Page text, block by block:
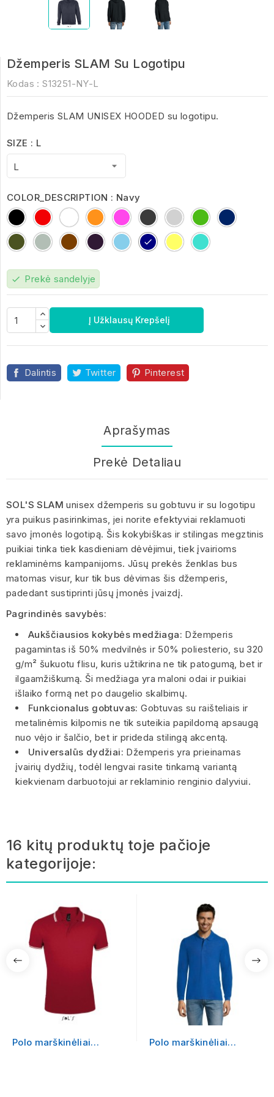
Džemperis SLAM Su Logotipu
Kodas : S13251-NY-L
Džemperis SLAM UNISEX HOODED su logotipu.
SIZE : L
COLOR_DESCRIPTION : Navy
BlackRed WhiteOrangeFuchsiaDark
Grey
Grey
Melange
kelly
green
royal
blue
army ash Chocolate
dark
purple
sky
blue
Navy LemonTurquoise
check Prekė sandelyje
Į Užklausų Krepšelį
Dalintis Twitter Pinterest
Aprašymas
Prekė Detaliau
SOL'S SLAM unisex džemperis su gobtuvu ir su logotipu
yra puikus pasirinkimas, jei norite efektyviai reklamuoti
savo įmonės logotipą. Šis kokybiškas ir stilingas megztinis
puikiai tinka tiek kasdieniam dėvėjimui, tiek įvairioms
reklaminėms kampanijoms. Jūsų prekės ženklas bus
matomas visur, kur tik bus dėvimas šis džemperis,
padedant sustiprinti jūsų įmonės įvaizdį.
Pagrindinės savybės:
Aukščiausios kokybės medžiaga: Džemperis
pagamintas iš 50% medvilnės ir 50% poliesterio, su 320
g/m² šukuotu flisu, kuris užtikrina ne tik patogumą, bet ir
ilgaamžiškumą. Ši medžiaga yra maloni odai ir puikiai
išlaiko formą net po daugelio skalbimų.
Funkcionalus gobtuvas: Gobtuvas su raišteliais ir
metalinėmis kilpomis ne tik suteikia papildomą apsaugą
nuo vėjo ir šalčio, bet ir prideda stilingą akcentą.
Universalūs dydžiai: Džemperis yra prieinamas
įvairių dydžių, todėl lengvai rasite tinkamą variantą
kiekvienam darbuotojui ar reklaminio renginio dalyviui.
16 kitų produktų toje pačioje
kategorijoje:
Polo marškinėliai
Polo marškinėliai